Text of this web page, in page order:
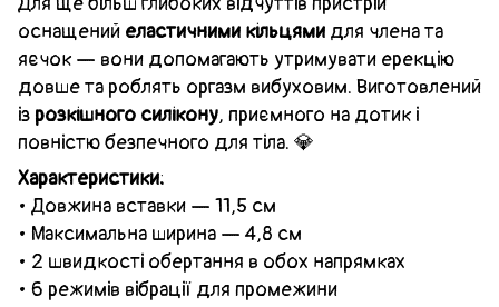
оснащений еластичними кільцями для члена та
яєчок — вони допомагають утримувати ерекцію
довше та роблять оргазм вибуховим. Виготовлений
із розкішного силікону, приємного на дотик і
повністю безпечного для тіла. 💎
Характеристики:
• Довжина вставки — 11,5 см
• Максимальна ширина — 4,8 см
• 2 швидкості обертання в обох напрямках
• 6 режимів вібрації для промежини